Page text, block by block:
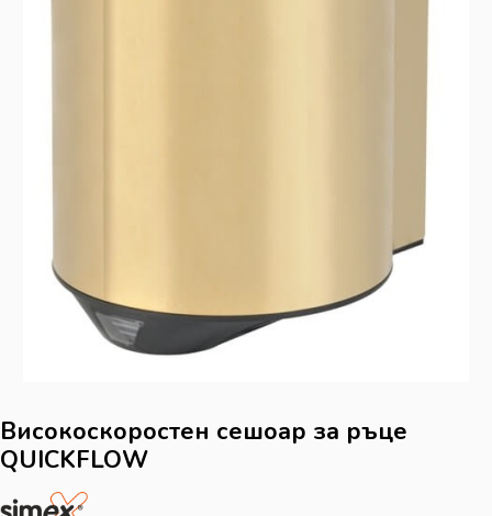
Високоскоростен сешоар за ръце
QUICKFLOW